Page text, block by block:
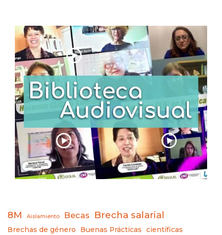
8M Aislamiento Becas Brecha salarial
Brechas de género Buenas Prácticas científicas